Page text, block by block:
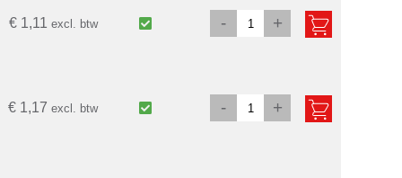
€ 1,11excl. btw - +
€ 1,17excl. btw - +